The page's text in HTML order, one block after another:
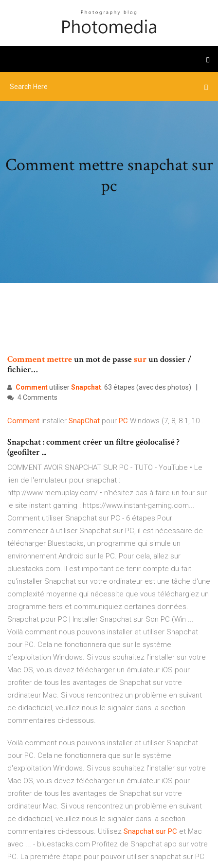
Comment mettre snapchat sur
pc
Commentmettreun mot de passesurun dossier /
fichier…
CommentutiliserSnapchat: 63 étapes (avec des photos)
4 Comments
Comment installer SnapChat pour PC Windows (7, 8, 8.1, 10 ...
Snapchat : comment créer un filtre géolocalisé ?
(geofilter ...
COMMENT AVOIR SNAPCHAT SUR PC - TUTO - YouTube • Le
lien de l'emulateur pour snapchat :
http://www.memuplay.com/ • n'hésitez pas à faire un tour sur
le site instant gaming : https://www.instant-gaming.com...
Comment utiliser Snapchat sur PC - 6 étapes Pour
commencer à utiliser Snapchat sur PC, il est nécessaire de
télécharger Bluestacks, un programme qui simule un
environnement Android sur le PC. Pour cela, allez sur
bluestacks.com. Il est important de tenir compte du fait
qu'installer Snapchat sur votre ordinateur est une tâche d'une
complexité moyenne qui nécessite que vous téléchargiez un
programme tiers et communiquiez certaines données.
Snapchat pour PC | Installer Snapchat sur Son PC (Win ...
Voilà comment nous pouvons installer et utiliser Snapchat
pour PC. Cela ne fonctionnera que sur le système
d’exploitation Windows. Si vous souhaitez l’installer sur votre
Mac OS, vous devez télécharger un émulateur iOS pour
profiter de tous les avantages de Snapchat sur votre
ordinateur Mac. Si vous rencontrez un problème en suivant
ce didacticiel, veuillez nous le signaler dans la section
commentaires ci-dessous.
Voilà comment nous pouvons installer et utiliser Snapchat
pour PC. Cela ne fonctionnera que sur le système
d'exploitation Windows. Si vous souhaitez l'installer sur votre
Mac OS, vous devez télécharger un émulateur iOS pour
profiter de tous les avantages de Snapchat sur votre
ordinateur Mac. Si vous rencontrez un problème en suivant
ce didacticiel, veuillez nous le signaler dans la section
commentaires ci-dessous. Utilisez Snapchat sur PC et Mac
avec ... - bluestacks.com Profitez de Snapchat app sur votre
PC. La première étape pour pouvoir utiliser snapchat sur PC